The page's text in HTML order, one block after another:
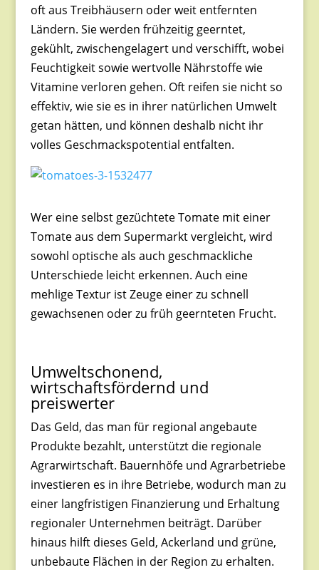
oft aus Treibhäusern oder weit entfernten
Ländern. Sie werden frühzeitig geerntet,
gekühlt, zwischengelagert und verschifft, wobei
Feuchtigkeit sowie wertvolle Nährstoffe wie
Vitamine verloren gehen. Oft reifen sie nicht so
effektiv, wie sie es in ihrer natürlichen Umwelt
getan hätten, und können deshalb nicht ihr
volles Geschmackspotential entfalten.
Wer eine selbst gezüchtete Tomate mit einer
Tomate aus dem Supermarkt vergleicht, wird
sowohl optische als auch geschmackliche
Unterschiede leicht erkennen. Auch eine
mehlige Textur ist Zeuge einer zu schnell
gewachsenen oder zu früh geernteten Frucht.
Umweltschonend,
wirtschaftsfördernd und
preiswerter
Das Geld, das man für regional angebaute
Produkte bezahlt, unterstützt die regionale
Agrarwirtschaft. Bauernhöfe und Agrarbetriebe
investieren es in ihre Betriebe, wodurch man zu
einer langfristigen Finanzierung und Erhaltung
regionaler Unternehmen beiträgt. Darüber
hinaus hilft dieses Geld, Ackerland und grüne,
unbebaute Flächen in der Region zu erhalten.